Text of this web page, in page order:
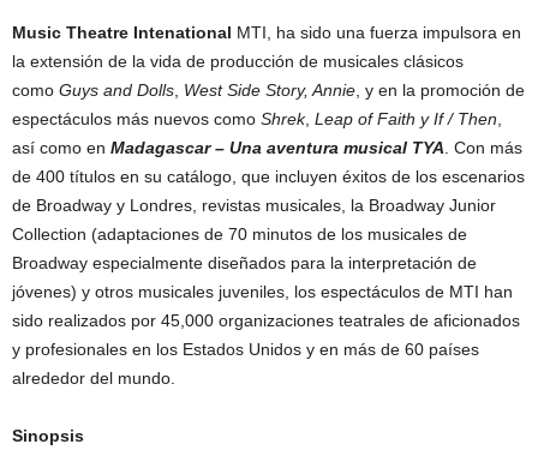
Music Theatre Intenational MTI, ha sido una fuerza impulsora en
la extensión de la vida de producción de musicales clásicos
como Guys and Dolls, West Side Story, Annie, y en la promoción de
espectáculos más nuevos como Shrek, Leap of Faith y If / Then,
así como en Madagascar – Una aventura musical TYA. Con más
de 400 títulos en su catálogo, que incluyen éxitos de los escenarios
de Broadway y Londres, revistas musicales, la Broadway Junior
Collection (adaptaciones de 70 minutos de los musicales de
Broadway especialmente diseñados para la interpretación de
jóvenes) y otros musicales juveniles, los espectáculos de MTI han
sido realizados por 45,000 organizaciones teatrales de aficionados
y profesionales en los Estados Unidos y en más de 60 países
alrededor del mundo.
Sinopsis